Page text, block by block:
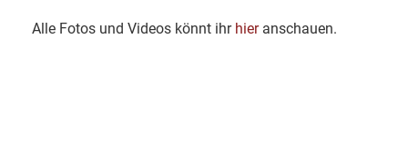
Alle Fotos und Videos könnt ihr hieranschauen.